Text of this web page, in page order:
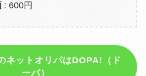
: 600円
ネットオリパはDOPA!（ド
ーパ）